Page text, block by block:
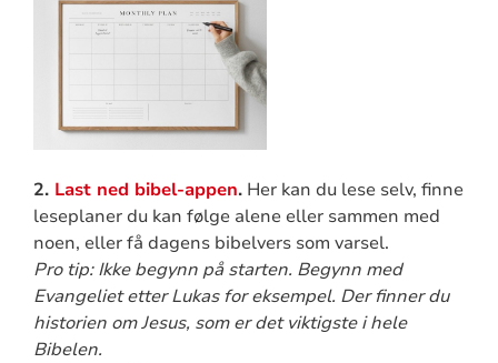
2. Last ned bibel-appen.Her kan du lese selv, finne
leseplaner du kan følge alene eller sammen med
noen, eller få dagens bibelvers som varsel.
Pro tip: Ikke begynn på starten. Begynn med
Evangeliet etter Lukas for eksempel. Der finner du
historien om Jesus, som er det viktigste i hele
Bibelen.